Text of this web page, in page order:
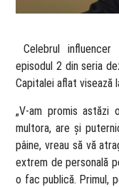
Celebrul
episodul 2 din seria
Capitalei aflat visează
„V-am promis astăzi
multora, are și
pâine, vreau să vă
extrem de personală
o fac publică. Primul,